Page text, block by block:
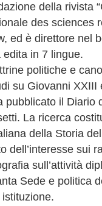
della rivista
des sciences
ed è direttore nel
in 7 lingue.
politiche e
su Giovanni XXIII
pubblicato il Diario
La ricerca
della Storia
dell’interesse sui
sull’attività
Sede e politica